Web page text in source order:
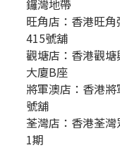
鑼灣地帶
旺角店：香港旺
415號舖
觀塘店：香港觀
大廈B座
將軍澳店：香港
號舖
荃灣店：香港荃
1期